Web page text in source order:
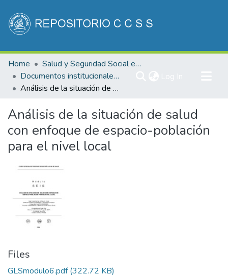
Communities & Collections
All of DSpace
Statistics
Home
Salud y Seguridad Social en Costa Rica
Documentos institucionales DDSS
Análisis de la situación de salud con enfoque de espacio-población para el nivel local
Análisis de la situación de salud
con enfoque de espacio-población
para el nivel local
Files
GLSmodulo6.pdf(322.72 KB)